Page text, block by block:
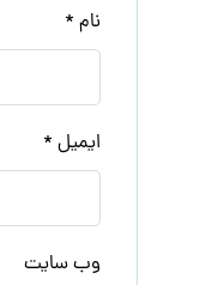
نام *
ایمیل *
وب‌ سایت